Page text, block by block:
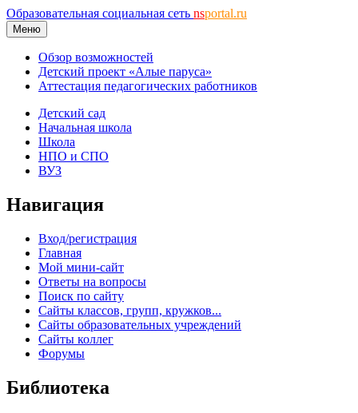
Образовательная социальная сеть nsportal.ru
Меню
Обзор возможностей
Детский проект «Алые паруса»
Аттестация педагогических работников
Детский сад
Начальная школа
Школа
НПО и СПО
ВУЗ
Навигация
Вход/регистрация
Главная
Мой мини-сайт
Ответы на вопросы
Поиск по сайту
Сайты классов, групп, кружков...
Сайты образовательных учреждений
Сайты коллег
Форумы
Библиотека